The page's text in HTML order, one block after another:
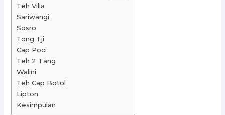
Teh Villa
Sariwangi
Sosro
Tong Tji
Cap Poci
Teh 2 Tang
Walini
Teh Cap Botol
Lipton
Kesimpulan